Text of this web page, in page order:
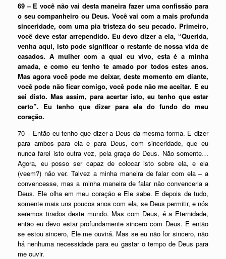
69 – E você não vai desta maneira fazer uma confissão para
o seu companheiro ou Deus. Você vai com a mais profunda
sinceridade, com uma pia tristeza do seu pecado. Primeiro,
você deve estar arrependido. Eu devo dizer a ela, “Querida,
venha aqui, isto pode significar o restante de nossa vida de
casados. A mulher com a qual eu vivo, esta é a minha
amada, e como eu tenho te amado por todos estes anos.
Mas agora você pode me deixar, deste momento em diante,
você pode não ficar comigo, você pode não me aceitar. E eu
sei disto. Mas assim, para acertar isto, eu tenho que estar
certo”. Eu tenho que dizer para ela do fundo do meu
coração.
70 – Então eu tenho que dizer a Deus da mesma forma. E dizer
para ambos para ela e para Deus, com sinceridade, que eu
nunca farei isto outra vez, pela graça de Deus. Não somente…
Agora, eu posso ser capaz de colocar isto sobre ela, e ela
(veem?) não ver. Talvez a minha maneira de falar com ela – a
convencesse, mas a minha maneira de falar não convenceria a
Deus. Ele olha em meu coração e Ele sabe. E depois de tudo,
somente mais uns poucos anos com ela, se Deus permitir, e nós
seremos tirados deste mundo. Mas com Deus, é a Eternidade,
então eu devo estar profundamente sincero com Deus. E então
se estou sincero, Ele me ouvirá. Mas se eu não for sincero, não
há nenhuma necessidade para eu gastar o tempo de Deus para
me ouvir.